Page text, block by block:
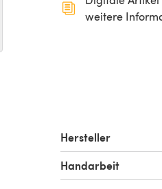
weitere
Hersteller
Handarbeit